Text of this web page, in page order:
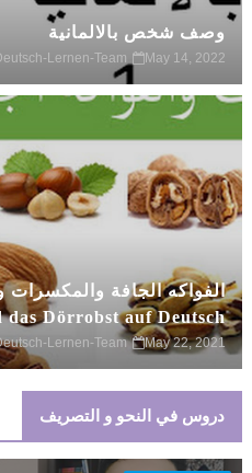
وصف شخص بالالمانية
Lernen-Team May 14, 2022
الفواكه الجافة والمكسرات
das Dörrobst auf Deutsch
Lernen-Team May 22, 2021
دروس في النحو و التصريف